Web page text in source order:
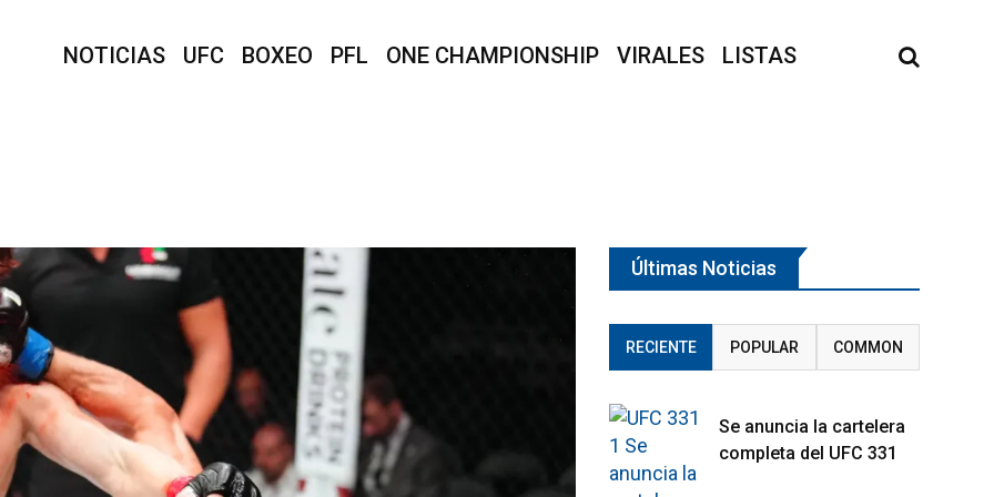
NOTICIAS UFC BOXEO PFL ONE CHAMPIONSHIP VIRALES LISTAS
Últimas Noticias
RECIENTE POPULAR COMMON
Se anuncia la cartelera
completa del UFC 331